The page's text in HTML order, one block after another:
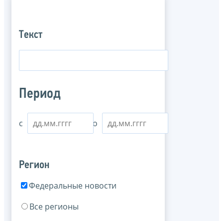
Текст
Период
с по
Регион
Федеральные новости
Все регионы